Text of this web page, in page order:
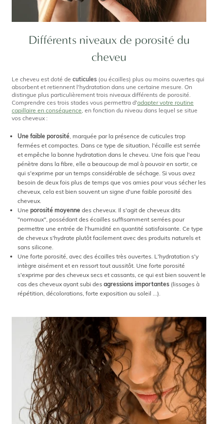
Différents niveaux de porosité du
cheveu
Le cheveu est doté de cuticules (ou écailles) plus ou moins ouvertes qui
absorbent et retiennent l'hydratation dans une certaine mesure. On
distingue plus particulièrement trois niveaux différents de porosité.
Comprendre ces trois stades vous permettra d'adapter votre routine
capillaire en conséquence , en fonction du niveau dans lequel se situe
vos cheveux :
Une faible porosité , marquée par la présence de cuticules trop
fermées et compactes. Dans ce type de situation, l'écaille est serrée
et empêche la bonne hydratation dans le cheveu. Une fois que l'eau
pénètre dans la fibre, elle a beaucoup de mal à pouvoir en sortir, ce
qui s'exprime par un temps considérable de séchage. Si vous avez
besoin de deux fois plus de temps que vos amies pour vous sécher les
cheveux, cela est bien souvent un signe d'une faible porosité des
cheveux.
Une porosité moyenne des cheveux. Il s'agit de cheveux dits
"normaux", possédant des écailles suffisamment serrées pour
permettre une entrée de l'humidité en quantité satisfaisante. Ce type
de cheveux s'hydrate plutôt facilement avec des produits naturels et
sans silicone.
Une forte porosité, avec des écailles très ouvertes. L'hydratation s'y
intègre aisément et en ressort tout aussitôt. Une forte porosité
s'exprime par des cheveux secs et cassants, ce qui est bien souvent le
cas des cheveux ayant subi des agressions importantes (lissages à
répétition, décolorations, forte exposition au soleil ...).